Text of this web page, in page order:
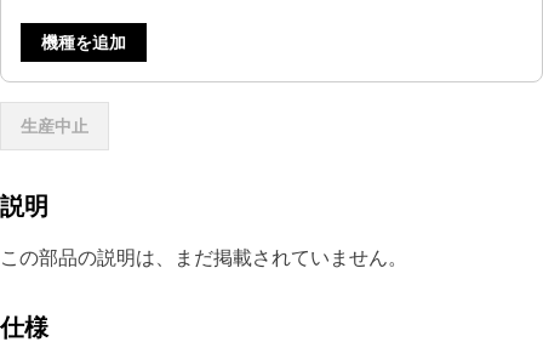
機種を追加
生産中止
説明
この部品の説明は、まだ掲載されていません。
仕様